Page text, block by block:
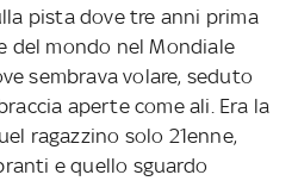
pista dove tre anni prima
del mondo nel Mondiale
sembrava volare, seduto
aperte come ali. Era la
ragazzino solo 21enne,
e quello sguardo